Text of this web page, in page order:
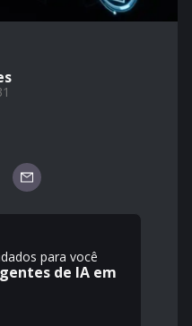
para você
de IA em